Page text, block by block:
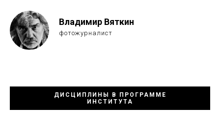
Владимир Вяткин
фотожурналист
ДИСЦИПЛИНЫ В ПРОГРАММЕ
ИНСТИТУТА